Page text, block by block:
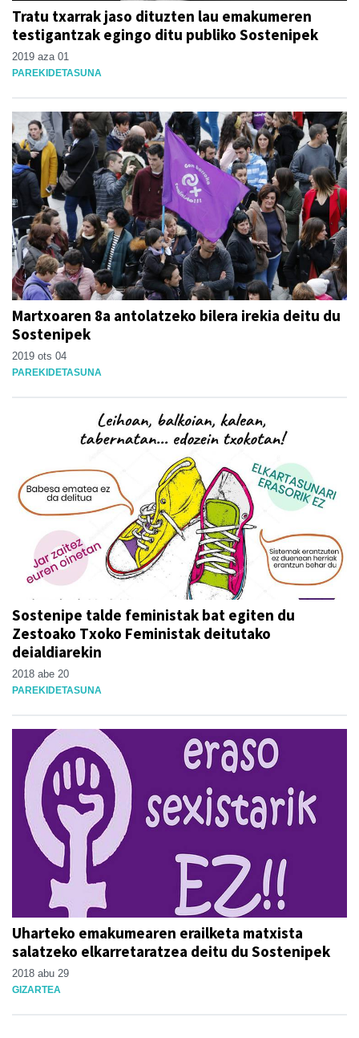
Tratu txarrak jaso dituzten lau emakumeren
testigantzak egingo ditu publiko Sostenipek
2019 aza 01
PAREKIDETASUNA
Martxoaren 8a antolatzeko bilera irekia deitu du
Sostenipek
2019 ots 04
PAREKIDETASUNA
Sostenipe talde feministak bat egiten du
Zestoako Txoko Feministak deitutako
deialdiarekin
2018 abe 20
PAREKIDETASUNA
Uharteko emakumearen erailketa matxista
salatzeko elkarretaratzea deitu du Sostenipek
2018 abu 29
GIZARTEA